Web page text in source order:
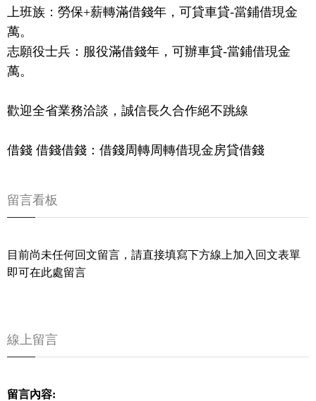
上班族：勞保+薪轉滿借錢年，可貸車貸-當鋪借現金
萬。
志願役士兵：服役滿借錢年，可辦車貸-當鋪借現金
萬。
歡迎全省業務洽談，誠信長久合作絕不跳線
借錢 借錢借錢：借錢周轉周轉借現金房貸借錢
留言看板
目前尚未任何回文留言，請直接填寫下方線上加入回文表單
即可在此處留言
線上留言
留言內容: